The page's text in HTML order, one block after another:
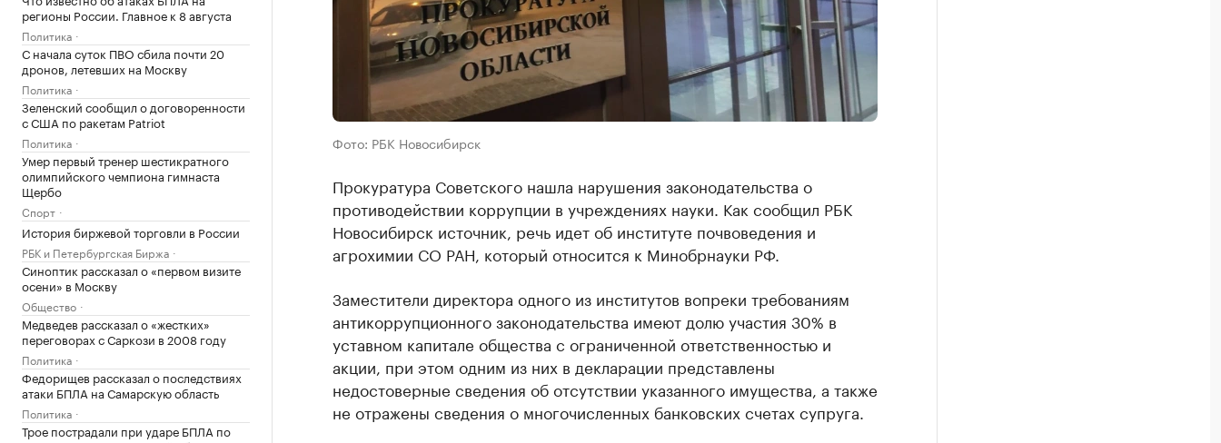
регионы России. Главное к 8 августа
Политика
С начала суток ПВО сбила почти 20
дронов, летевших на Москву
Политика
Зеленский сообщил о договоренности
с США по ракетам Patriot
Политика
Умер первый тренер шестикратного
олимпийского чемпиона гимнаста
Щербо
Спорт
История биржевой торговли в России
РБК и Петербургская Биржа
Синоптик рассказал о «первом визите
осени» в Москву
Общество
Медведев рассказал о «жестких»
переговорах с Саркози в 2008 году
Политика
Федорищев рассказал о последствиях
атаки БПЛА на Самарскую область
Политика
Трое пострадали при ударе БПЛА по
Фото: РБК Новосибирск
Прокуратура Советского нашла нарушения законодательства о
противодействии коррупции в учреждениях науки. Как сообщил РБК
Новосибирск источник, речь идет об институте почвоведения и
агрохимии СО РАН, который относится к Минобрнауки РФ.
Заместители директора одного из институтов вопреки требованиям
антикоррупционного законодательства имеют долю участия 30% в
уставном капитале общества с ограниченной ответственностью и
акции, при этом одним из них в декларации представлены
недостоверные сведения об отсутствии указанного имущества, а также
не отражены сведения о многочисленных банковских счетах супруга.